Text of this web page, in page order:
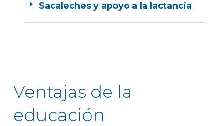
Sacaleches y apoyo a la lactancia
Ventajas de la
educación